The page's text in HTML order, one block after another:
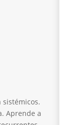
sistémicos.
Aprende a